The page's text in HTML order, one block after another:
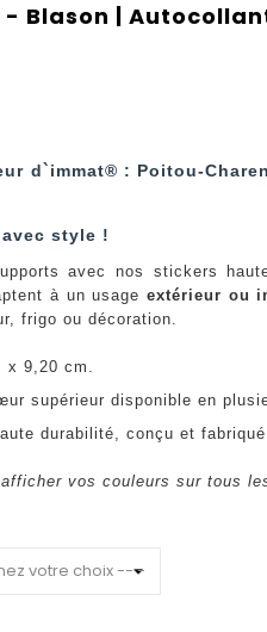
Blason |
d`immat® : Poitou-
style !
avec nos stickers
à un usageextérieur ou
frigo ou décoration.
x 9,20 cm.
supérieur disponible en
durabilité, conçu et
vos couleurs sur tous